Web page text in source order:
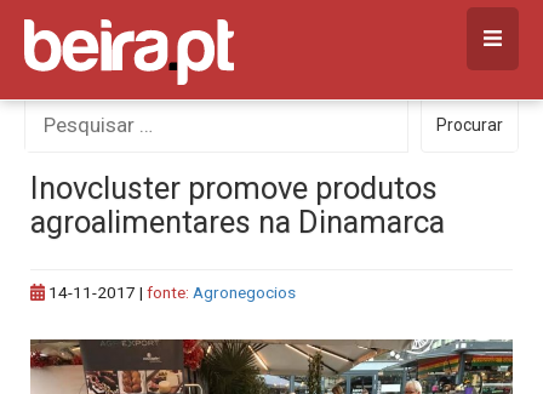
Skip
content
Procurar
por:
Procurar
Inovcluster promove produtos
agroalimentares na Dinamarca
14-11-2017 | fonte: Agronegocios